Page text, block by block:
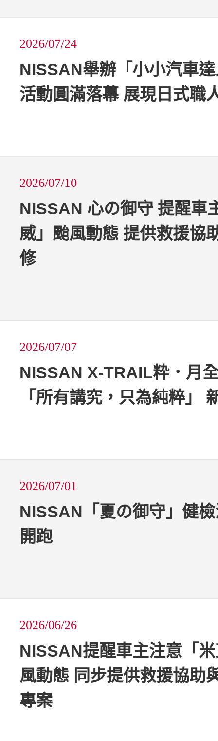
2026/07/24
NISSAN舉辦「小小汽車
活動圓滿落幕 展現日式職
2026/07/10
NISSAN 心の御守 提醒車
威」颱風動態 提供救援協
修
2026/07/07
NISSAN X-TRAIL粋．月
「所有講究，只為純粹」
2026/07/01
NISSAN「夏の御守」健
開跑
2026/06/26
NISSAN提醒車主注意「
風動態 同步提供救援協助
專案